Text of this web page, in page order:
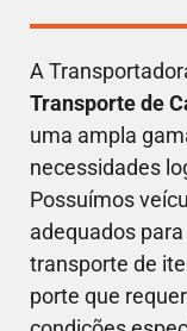
A
Transporte de
uma ampla
necessidades
Possuímos
adequados
transporte de
porte que